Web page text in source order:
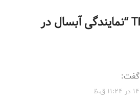
نمایندگی آبسال در
گفت: